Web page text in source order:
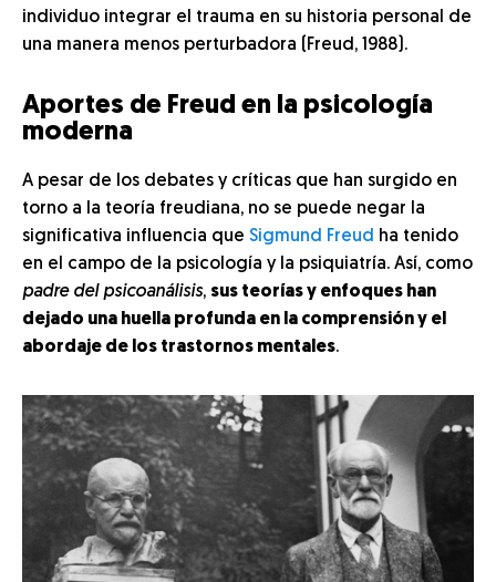
individuo integrar el trauma en su historia personal de
una manera menos perturbadora (Freud, 1988).
Aportes de Freud en la psicología
moderna
A pesar de los debates y críticas que han surgido en
torno a la teoría freudiana, no se puede negar la
significativa influencia que Sigmund Freud ha tenido
en el campo de la psicología y la psiquiatría. Así, como
padre del psicoanálisis, sus teorías y enfoques han
dejado una huella profunda en la comprensión y el
abordaje de los trastornos mentales.